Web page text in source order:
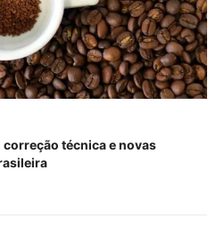
técnica e novas